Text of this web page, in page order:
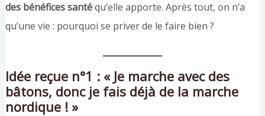
des bénéfices santéqu’elle apporte. Après tout, on n’a
qu’une vie : pourquoi se priver de le faire bien ?
Idée reçue n°1 : « Je marche avec des
bâtons, donc je fais déjà de la marche
nordique ! »